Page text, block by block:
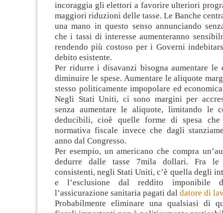
incoraggia gli elettori a favorire ulteriori
maggiori riduzioni delle tasse. Le Banche
una mano in questo senso annunciando
che i tassi di interesse aumenteranno
rendendo più costoso per i Governi
debito esistente.
Per ridurre i disavanzi bisogna aumentare le
diminuire le spese. Aumentare le aliquote
stesso politicamente impopolare ed
Negli Stati Uniti, ci sono margini per
senza aumentare le aliquote, limitando le
deducibili, cioè quelle forme di spesa che
normativa fiscale invece che dagli
anno dal Congresso.
Per esempio, un americano che compra
dedurre dalle tasse 7mila dollari. Fra le
consistenti, negli Stati Uniti, c’è quella degli
e l’esclusione dal reddito imponibile
l’assicurazione sanitaria pagati dal datore di
Probabilmente eliminare una qualsiasi di